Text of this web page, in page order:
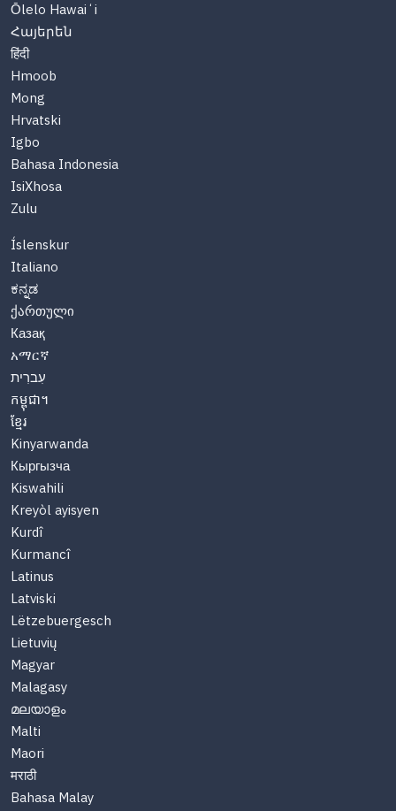
Ōlelo Hawaiʻi
Հայերեն
हिंदी
Hmoob
Mong
Hrvatski
Igbo
Bahasa Indonesia
IsiXhosa
Zulu
Íslenskur
Italiano
ಕನ್ನಡ
ქართული
Казақ
አማርኛ
עִברִית
កម្ពុជា។
ខ្មែរ
Kinyarwanda
Кыргызча
Kiswahili
Kreyòl ayisyen
Kurdî
Kurmancî
Latinus
Latviski
Lëtzebuergesch
Lietuvių
Magyar
Malagasy
മലയാളം
Malti
Maori
मराठी
Bahasa Malay